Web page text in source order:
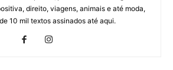
direito, viagens, animais e até moda,
10 mil textos assinados até aqui.